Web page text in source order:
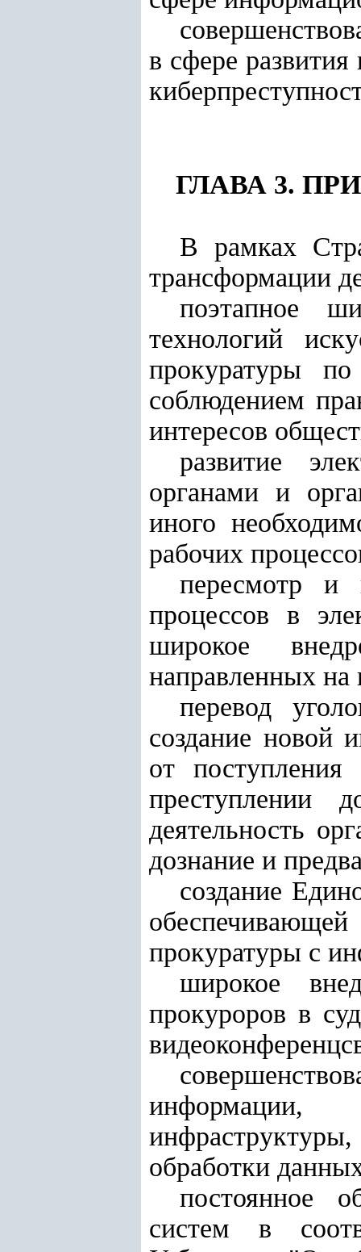
в сфере
ГЛАВА 3.
В рамках
трансформации
поэтапное
технологий
прокуратуры по
соблюдением
интересов
развитие
органами и
иного
рабочих
пересмотр и
процессов в
широкое
направленных на
перевод
создание новой
от
преступлении
деятельность
дознание и
создание
прокуратуры с
широкое
прокуроров в
информации,
обработки
постоянное
систем в